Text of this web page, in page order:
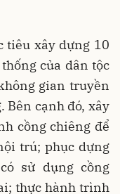
tiêu xây dựng 10
của dân tộc
gian truyền
Bên cạnh đó, xây
cồng chiêng để
trú; phục dựng
sử dụng cồng
thực hành trình